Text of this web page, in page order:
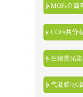
MOFs金属
COFs共价
生物荧光
气凝胶/水